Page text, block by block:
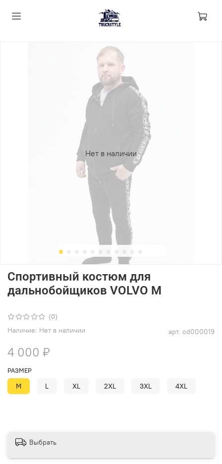
Нет в наличии
(0)
арт. od000019
Наличие: Нет в наличии
Спортивный костюм для
дальнобойщиков VOLVO M
4 000 ₽
РАЗМЕР
M L XL 2XL 3XL 4XL
Выбрать